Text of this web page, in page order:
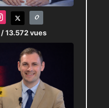
/ 13.572 vues